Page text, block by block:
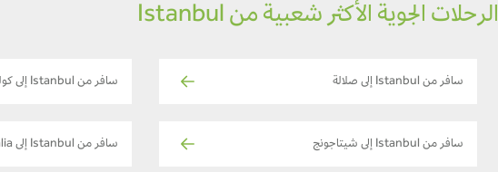
الرحلات الجوية الأكثر شعبية من Istanbul
سافر من Istanbul إلى صلالة سافر من Istanbul إلى كولومبو
سافر من Istanbul إلى شيتاجونج سافر من Istanbul إلى Mogadishu, Somalia